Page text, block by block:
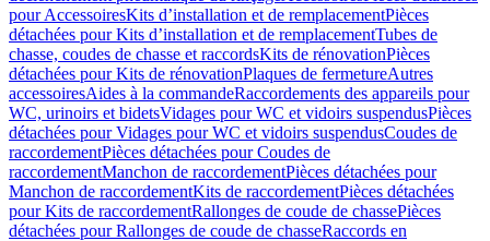
pour AccessoiresKits d’installation et de remplacementPièces
détachées pour Kits d’installation et de remplacementTubes de
chasse, coudes de chasse et raccordsKits de rénovationPièces
détachées pour Kits de rénovationPlaques de fermetureAutres
accessoiresAides à la commandeRaccordements des appareils pour
WC, urinoirs et bidetsVidages pour WC et vidoirs suspendusPièces
détachées pour Vidages pour WC et vidoirs suspendusCoudes de
raccordementPièces détachées pour Coudes de
raccordementManchon de raccordementPièces détachées pour
Manchon de raccordementKits de raccordementPièces détachées
pour Kits de raccordementRallonges de coude de chassePièces
détachées pour Rallonges de coude de chasseRaccords en